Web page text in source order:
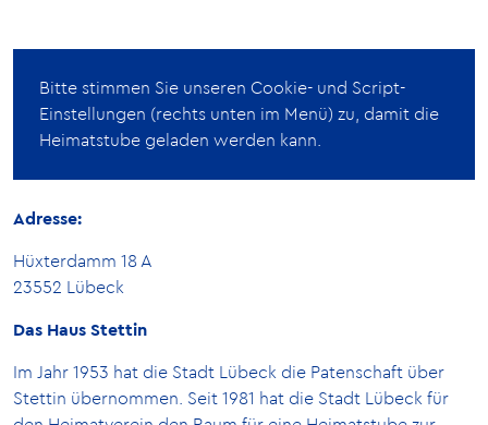
Adresse:
Hüxterdamm 18 A
23552 Lübeck
Das Haus Stettin
Im Jahr 1953 hat die Stadt Lübeck die Patenschaft über
Stettin übernommen. Seit 1981 hat die Stadt Lübeck für